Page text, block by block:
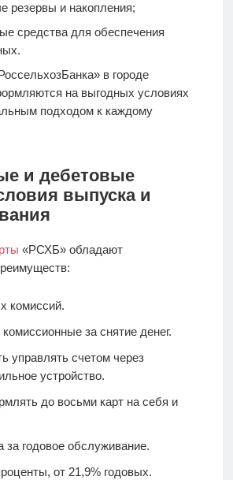
резервы и накопления;
средства для обеспечения
в городе
на выгодных условиях
подходом к каждому
и дебетовые
выпуска и
«РСХБ» обладают
комиссий.
за снятие денег.
управлять счетом через
устройство.
до восьми карт на себя и
за годовое обслуживание.
от 21,9% годовых.